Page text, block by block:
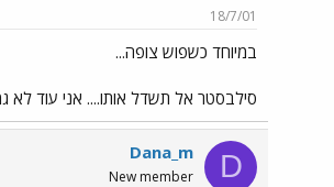
18/7/01
במיוחד כשפוש צופה...
סילבסטר אל תשדל אותו.... אני עוד לא
D
Dana_m
New member